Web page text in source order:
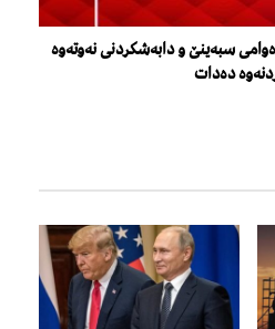
سبەینێ و دابەشکردنى نەوتەوە
دەدات